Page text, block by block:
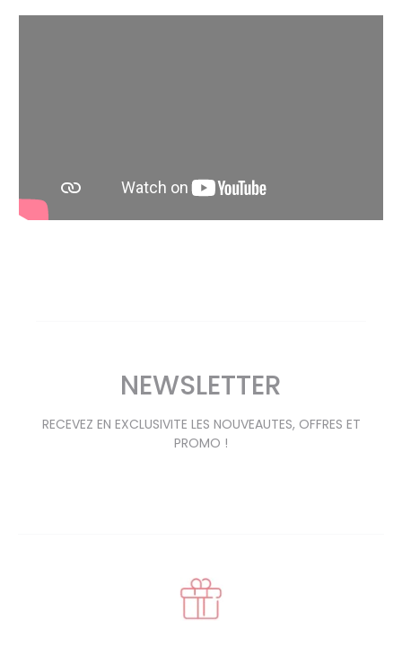
NEWSLETTER
RECEVEZ EN EXCLUSIVITE LES NOUVEAUTES, OFFRES ET
PROMO !